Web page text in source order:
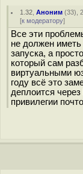
1.32 ,Аноним (33),
[к модератору]
Все эти
не должен
запуска, а
который сам
виртуальными
году всё это
деплоится
привилегии